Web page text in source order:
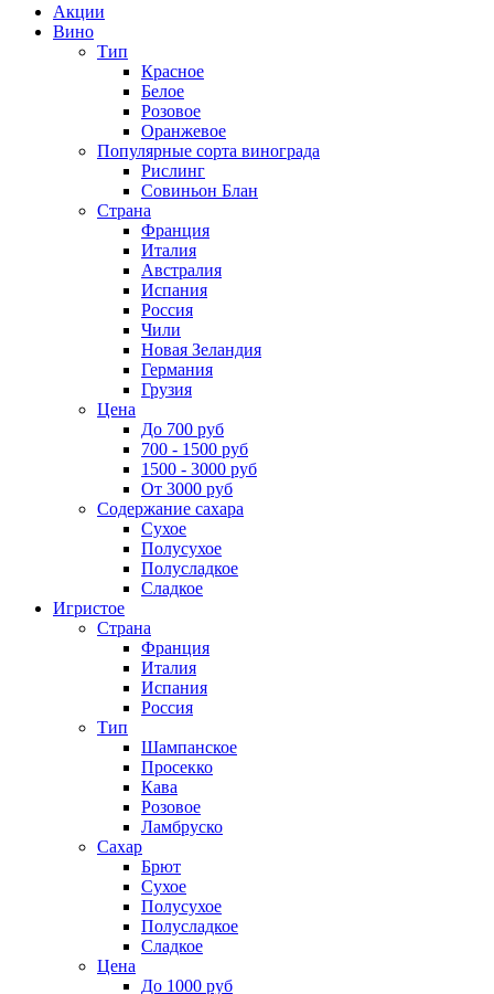
Акции
Вино
Тип
Красное
Белое
Розовое
Оранжевое
Популярные сорта винограда
Рислинг
Совиньон Блан
Страна
Франция
Италия
Австралия
Испания
Россия
Чили
Новая Зеландия
Германия
Грузия
Цена
До 700 руб
700 - 1500 руб
1500 - 3000 руб
От 3000 руб
Содержание сахара
Сухое
Полусухое
Полусладкое
Сладкое
Игристое
Страна
Франция
Италия
Испания
Россия
Тип
Шампанское
Просекко
Кава
Розовое
Ламбруско
Сахар
Брют
Сухое
Полусухое
Полусладкое
Сладкое
Цена
До 1000 руб